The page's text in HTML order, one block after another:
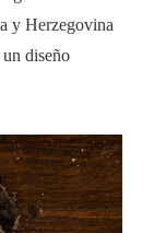
y Herzegovina
diseño